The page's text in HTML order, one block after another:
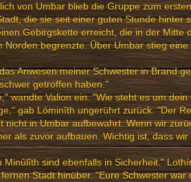
von Umbar blieb die Gruppe zum
die sie seit einer guten Stunde hinter
Gebirgskette erreicht, die in der Mitte
Norden begrenzte. Über Umbar stieg
Anwesen meiner Schwester in Brand
getroffen haben."
wandte Valion ein. "Wie steht es um dein
gab Lóminîth ungerührt zurück. "Der
nicht in Umbar aufbewahrt. Wenn wir
als zuvor aufbauen. Wichtig ist, dass
Minûlîth sind ebenfalls in Sicherheit."
Stadt hinüber. "Eure Schwester war